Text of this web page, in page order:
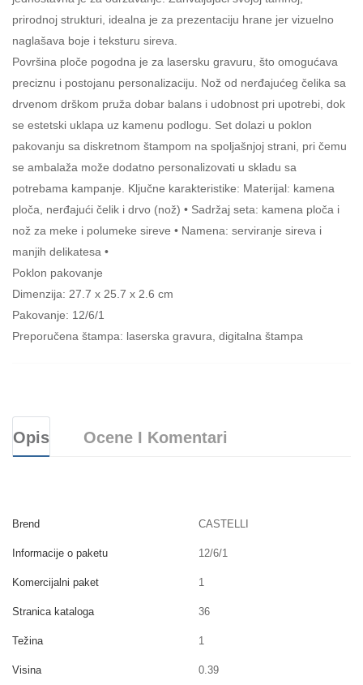
prirodnoj strukturi, idealna je za prezentaciju hrane jer vizuelno
naglašava boje i teksturu sireva.
Površina ploče pogodna je za lasersku gravuru, što omogućava
preciznu i postojanu personalizaciju. Nož od nerđajućeg čelika sa
drvenom drškom pruža dobar balans i udobnost pri upotrebi, dok
se estetski uklapa uz kamenu podlogu. Set dolazi u poklon
pakovanju sa diskretnom štampom na spoljašnjoj strani, pri čemu
se ambalaža može dodatno personalizovati u skladu sa
potrebama kampanje. Ključne karakteristike: Materijal: kamena
ploča, nerđajući čelik i drvo (nož) • Sadržaj seta: kamena ploča i
nož za meke i polumeke sireve • Namena: serviranje sireva i
manjih delikatesa •
Poklon pakovanje
Dimenzija: 27.7 x 25.7 x 2.6 cm
Pakovanje: 12/6/1
Preporučena štampa: laserska gravura, digitalna štampa
Opis Ocene I Komentari
Brend CASTELLI
Informacije o paketu 12/6/1
Komercijalni paket 1
Stranica kataloga 36
Težina 1
Visina 0.39